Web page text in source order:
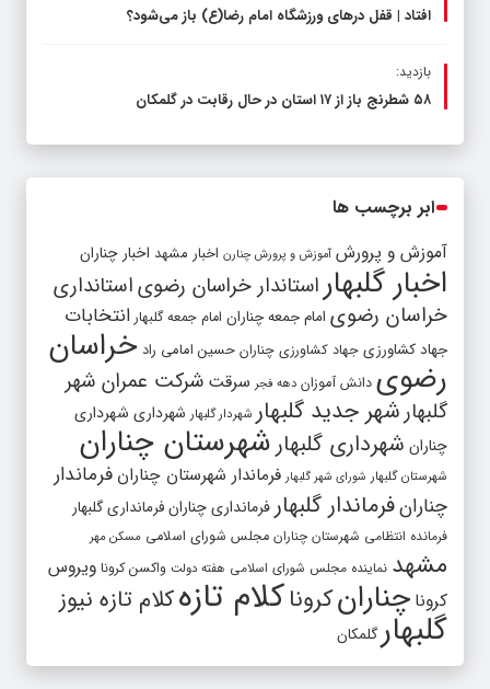
افتاد | قفل در‌های ورزشگاه امام رضا(ع) باز می‌شود؟
بازدید:
۵۸ شطرنج‌ باز از ۱۷ استان در حال رقابت در گلمکان
ابر برچسب ها
آموزش و پرورش آموزش و پرورش چنارن اخبار مشهد اخبار چناران
اخبار گلبهار استاندار خراسان رضویاستانداری
خراسان رضوی امام جمعه چناران امام جمعه گلبهار انتخابات
جهاد کشاورزی جهاد کشاورزی چناران حسین امامی راد خراسان
رضوی دانش آموزان دهه فجر سرقت شرکت عمران شهر
گلبهار شهر جدید گلبهار شهردار گلبهار شهرداری شهرداری
چناران شهرداری گلبهار شهرستان چناران
شهرستان گلبهار شورای شهر گلبهار فرماندار شهرستان چناران فرماندار
چنارانفرماندار گلبهار فرمانداری چنارانفرمانداری گلبهار
فرمانده انتظامی شهرستان چناران مجلس شورای اسلامی مسکن مهر
مشهد نماینده مجلس شورای اسلامی هفته دولت واکسن کرونا ویروس
کرونا چنارانکروناکلام تازهکلام تازه نیوز
گلبهار گلمکان